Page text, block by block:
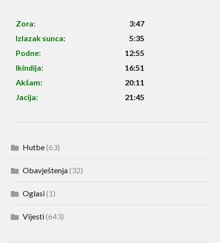
Zora:
3:47
Izlazak sunca:
5:35
Podne:
12:55
Ikindija:
16:51
Akšam:
20:11
Jacija:
21:45
Hutbe(63)
Obavještenja(32)
Oglasi(1)
Vijesti(643)